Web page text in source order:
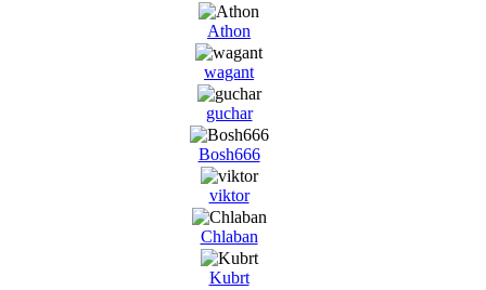
Athon
wagant
guchar
Bosh666
viktor
Chlaban
Kubrt